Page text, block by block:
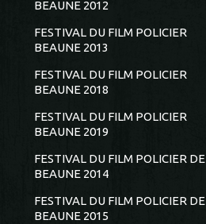
BEAUNE 2012
FESTIVAL DU FILM POLICIER
BEAUNE 2013
FESTIVAL DU FILM POLICIER
BEAUNE 2018
FESTIVAL DU FILM POLICIER
BEAUNE 2019
FESTIVAL DU FILM POLICIER DE
BEAUNE 2014
FESTIVAL DU FILM POLICIER DE
BEAUNE 2015